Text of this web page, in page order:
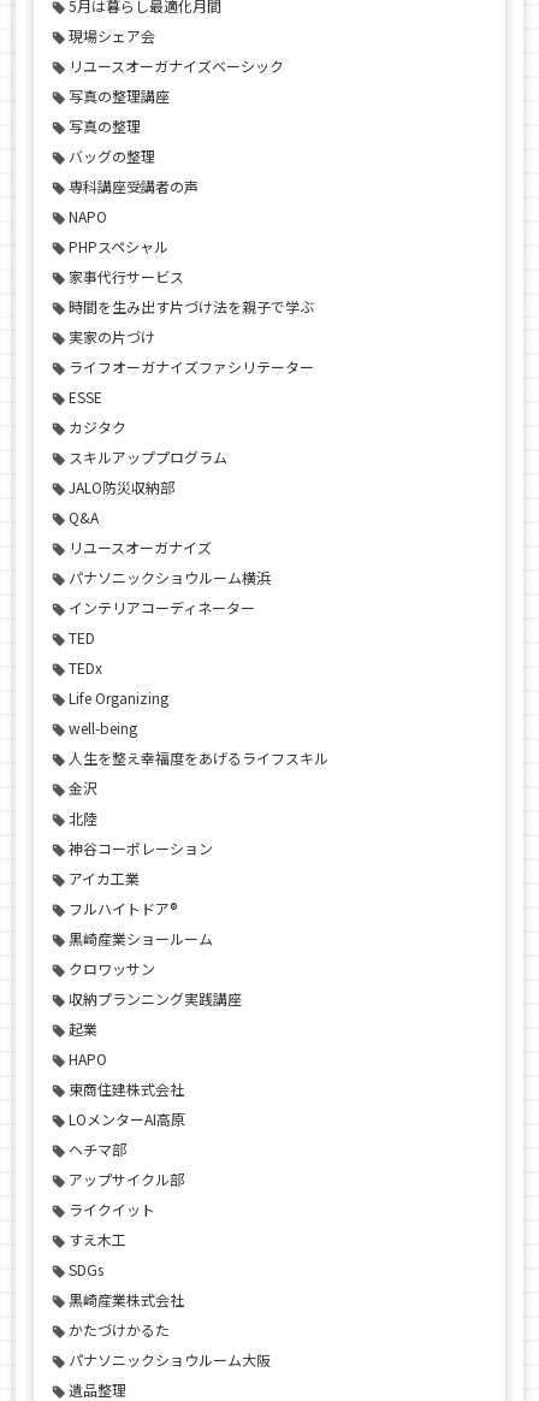
5月は暮らし最適化月間
現場シェア会
リユースオーガナイズベーシック
写真の整理講座
写真の整理
バッグの整理
専科講座受講者の声
NAPO
PHPスペシャル
家事代行サービス
時間を生み出す片づけ法を親子で学ぶ
実家の片づけ
ライフオーガナイズファシリテーター
ESSE
カジタク
スキルアッププログラム
JALO防災収納部
Q&A
リユースオーガナイズ
パナソニックショウルーム横浜
インテリアコーディネーター
TED
TEDx
Life Organizing
well-being
人生を整え幸福度をあげるライフスキル
金沢
北陸
神谷コーポレーション
アイカ工業
フルハイトドア®
黒崎産業ショールーム
クロワッサン
収納プランニング実践講座
起業
HAPO
東商住建株式会社
LOメンターAI高原
ヘチマ部
アップサイクル部
ライクイット
すえ木工
SDGs
黒崎産業株式会社
かたづけかるた
パナソニックショウルーム大阪
遺品整理